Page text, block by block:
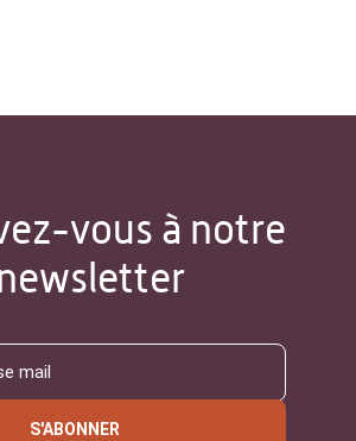
vous à notre
S'ABONNER